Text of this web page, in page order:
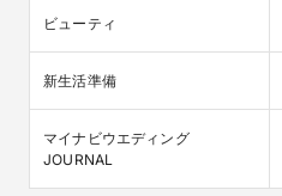
ビューティ
新生活準備
マイナビウエディング
JOURNAL